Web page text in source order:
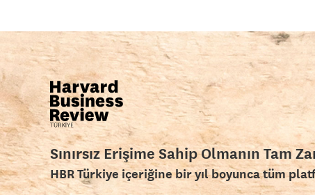
Sınırsız Erişime Sahip Olmanın Tam
HBR Türkiye içeriğine bir yıl boyunca tüm